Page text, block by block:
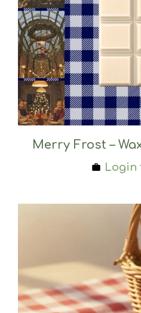
Merry Frost –
Login